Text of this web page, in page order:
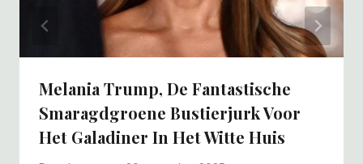
Melania Trump, De Fantastische
Smaragdgroene Bustierjurk Voor
Het Galadiner In Het Witte Huis